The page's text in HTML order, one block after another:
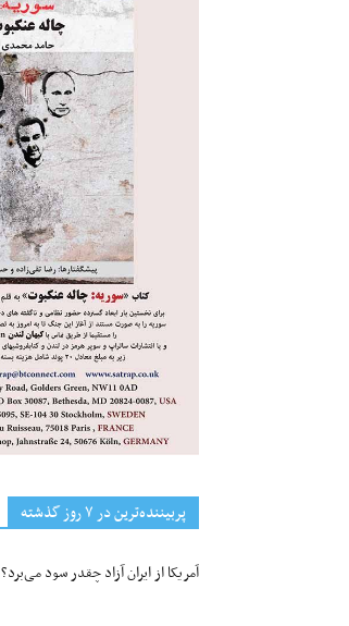
پربیننده‌ترین‌ در ۷ روز گذشته
آمریکا از ایران آزاد چقدر سود می‌برد؟